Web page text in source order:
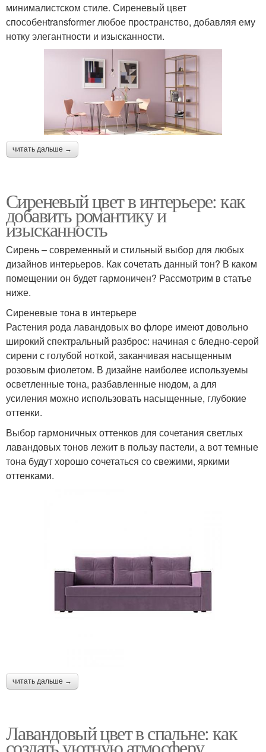
минималистском стиле. Сиреневый цвет
способенtransformer любое пространство, добавляя ему
нотку элегантности и изысканности.
читать дальше →
Сиреневый цвет в интерьере: как
добавить романтику и
изысканность
Сирень – современный и стильный выбор для любых
дизайнов интерьеров. Как сочетать данный тон? В каком
помещении он будет гармоничен? Рассмотрим в статье
ниже.
Сиреневые тона в интерьере
Растения рода лавандовых во флоре имеют довольно
широкий спектральный разброс: начиная с бледно-серой
сирени с голубой ноткой, заканчивая насыщенным
розовым фиолетом. В дизайне наиболее используемы
осветленные тона, разбавленные нюдом, а для
усиления можно использовать насыщенные, глубокие
оттенки.
Выбор гармоничных оттенков для сочетания светлых
лавандовых тонов лежит в пользу пастели, а вот темные
тона будут хорошо сочетаться со свежими, яркими
оттенками.
читать дальше →
Лавандовый цвет в спальне: как